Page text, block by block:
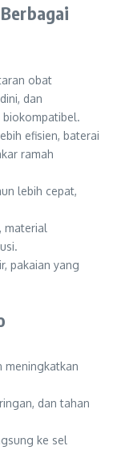
obat
dan
efisien, baterai
ramah
lebih cepat,
material
pakaian yang
meningkatkan
dan tahan
ke sel